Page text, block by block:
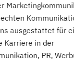
ausgestattet für
Karriere in der
PR,